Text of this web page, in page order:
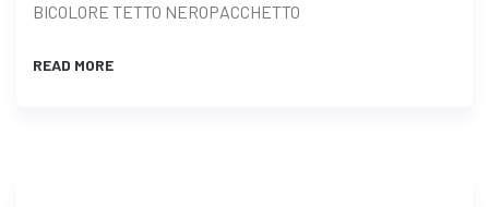
BICOLORE TETTO NEROPACCHETTO
READ MORE